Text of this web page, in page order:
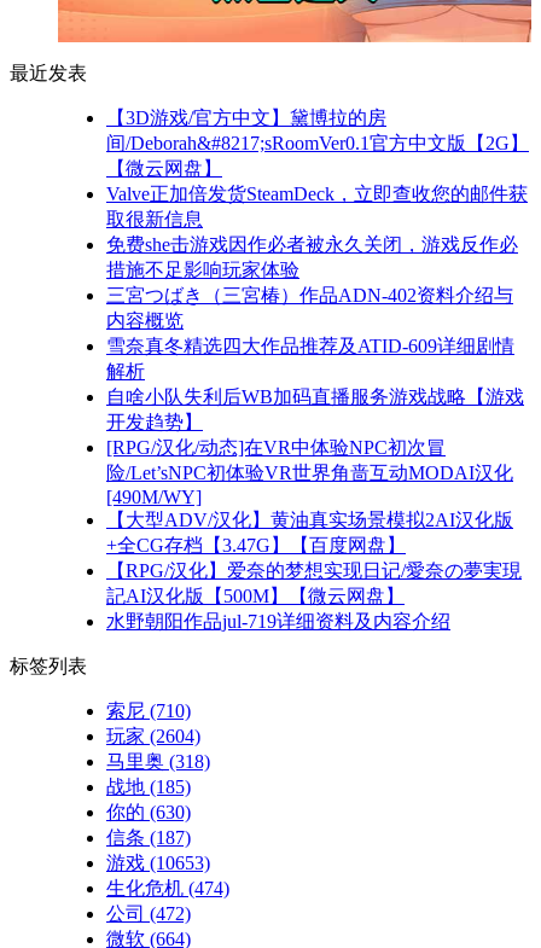
最近发表
【3D游戏/官方中文】黛博拉的房
间/Deborah&#8217;sRoomVer0.1官方中文版【2G】
【微云网盘】
Valve正加倍发货SteamDeck，立即查收您的邮件获
取很新信息
免费she击游戏因作必者被永久关闭，游戏反作必
措施不足影响玩家体验
三宮つばき（三宮椿）作品ADN-402资料介绍与
内容概览
雪奈真冬精选四大作品推荐及ATID-609详细剧情
解析
自啥小队失利后WB加码直播服务游戏战略【游戏
开发趋势】
[RPG/汉化/动态]在VR中体验NPC初次冒
险/Let’sNPC初体验VR世界角啬互动MODAI汉化
[490M/WY]
【大型ADV/汉化】黄油真实场景模拟2AI汉化版
+全CG存档【3.47G】【百度网盘】
【RPG/汉化】爱奈的梦想实现日记/愛奈の夢実現
記AI汉化版【500M】【微云网盘】
水野朝阳作品jul-719详细资料及内容介绍
标签列表
索尼 (710)
玩家 (2604)
马里奥 (318)
战地 (185)
你的 (630)
信条 (187)
游戏 (10653)
生化危机 (474)
公司 (472)
微软 (664)